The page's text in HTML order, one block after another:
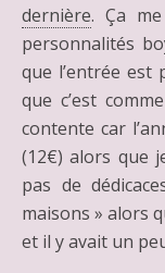
dernière. Ça
personnalités
que l’entrée est
que c’est
contente car
(12€) alors que
pas de
maisons » alors
et il y avait un